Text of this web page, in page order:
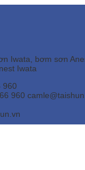
Iwata, bơm sơn
Iwata
960
960